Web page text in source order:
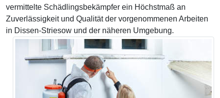
vermittelte Schädlingsbekämpfer ein Höchstmaß an
Zuverlässigkeit und Qualität der vorgenommenen Arbeiten
in Dissen-Striesow und der näheren Umgebung.